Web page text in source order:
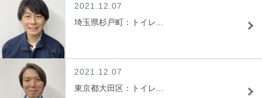
2021.12.07
埼玉県杉戸町：トイレ...
2021.12.07
東京都大田区：トイレ...